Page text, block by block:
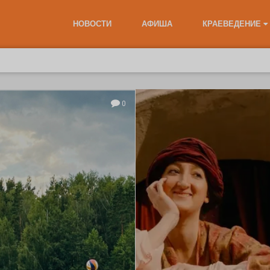
НОВОСТИ АФИША КРАЕВЕДЕНИЕ
0